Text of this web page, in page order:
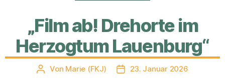
„Film ab! Drehorte im
Herzogtum Lauenburg“
Beitragsautor
Von Marie (FKJ) Veröffentlichungsdatum
23. Januar 2026